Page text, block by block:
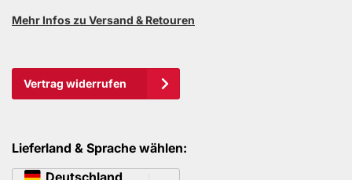
Mehr Infos zu Versand & Retouren
Vertrag widerrufen
Lieferland & Sprache wählen:
SpracheDeutschland